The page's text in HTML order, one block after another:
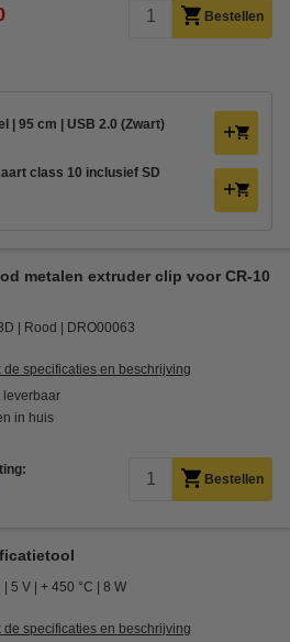
Bestellen
| 95 cm | USB 2.0 (Zwart)
class 10 inclusief SD
metalen extruder clip voor CR-10
Rood DRO00063
de specificaties en beschrijving
leverbaar
in huis
Bestellen
5 V + 450 °C 8 W
de specificaties en beschrijving